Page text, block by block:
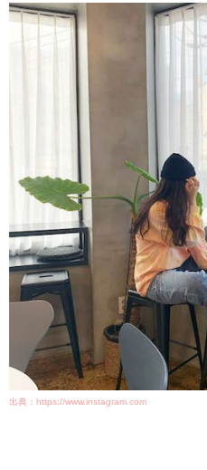
出典：https://www.instagram.com